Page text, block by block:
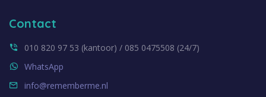
Contact
010 820 97 53 (kantoor) / 085 0475508 (24/7)
WhatsApp
info@rememberme.nl